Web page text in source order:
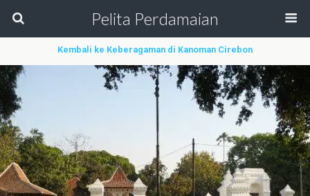
Pelita Perdamaian
Kembali ke Keberagaman di Kanoman Cirebon